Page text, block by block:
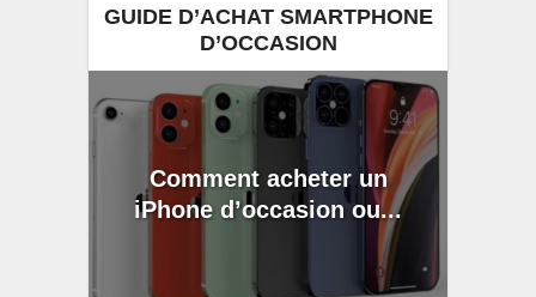
GUIDE D’ACHAT SMARTPHONE
D’OCCASION
Comment acheter un
iPhone d’occasion ou...